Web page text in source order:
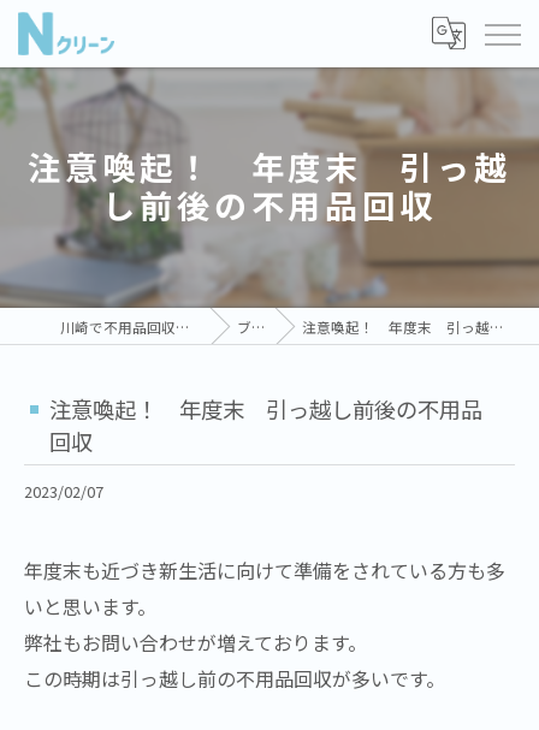
注意喚起！ 年度末 引っ越
し前後の不用品回収
川崎で不用品回収ならNクリーン ブログ 注意喚起！ 年度末 引っ越し前後の不用品回収
注意喚起！ 年度末 引っ越し前後の不用品
回収
2023/02/07
年度末も近づき新生活に向けて準備をされている方も多
いと思います。
弊社もお問い合わせが増えております。
この時期は引っ越し前の不用品回収が多いです。